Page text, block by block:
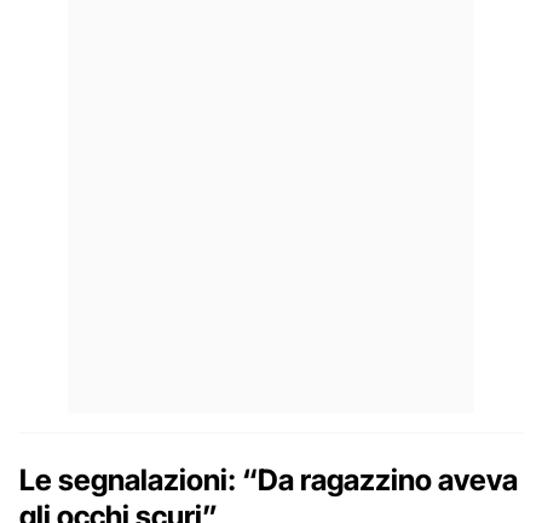
Le segnalazioni: “Da ragazzino aveva